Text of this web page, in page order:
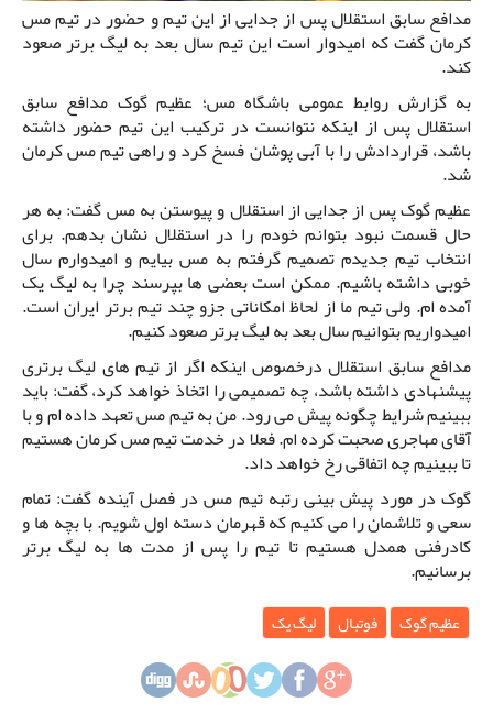
مدافع سابق استقلال پس از جدایی از این تیم و حضور در تیم مس
کرمان گفت که امیدوار است این تیم سال بعد به لیگ برتر صعود
کند.
به گزارش روابط عمومی باشگاه مس؛ عظیم گوک مدافع سابق
استقلال پس از اینکه نتوانست در ترکیب این تیم حضور داشته
باشد، قراردادش را با آبی پوشان فسخ کرد و راهی تیم مس کرمان
شد.
عظیم گوک پس از جدایی از استقلال و پیوستن به مس گفت: به هر
حال قسمت نبود بتوانم خودم را در استقلال نشان بدهم. برای
انتخاب تیم جدیدم تصمیم گرفتم به مس بیایم و امیدوارم سال
خوبی داشته باشیم. ممکن است بعضی ها بپرسند چرا به لیگ یک
آمده ام. ولی تیم ما از لحاظ امکاناتی جزو چند تیم برتر ایران است.
امیدواریم بتوانیم سال بعد به لیگ برتر صعود کنیم.
مدافع سابق استقلال درخصوص اینکه اگر از تیم های لیگ برتری
پیشنهادی داشته باشد، چه تصمیمی را اتخاذ خواهد کرد، گفت: باید
ببینیم شرایط چگونه پیش می رود. من به تیم مس تعهد داده ام و با
آقای مهاجری صحبت کرده ام. فعلا در خدمت تیم مس کرمان هستیم
تا ببینیم چه اتفاقی رخ خواهد داد.
گوک در مورد پیش بینی رتبه تیم مس در فصل آینده گفت: تمام
سعی و تلاشمان را می کنیم که قهرمان دسته اول شویم. با بچه ها و
کادرفنی همدل هستیم تا تیم را پس از مدت ها به لیگ برتر
برسانیم.
عظیم گوک فوتبال لیگ یک